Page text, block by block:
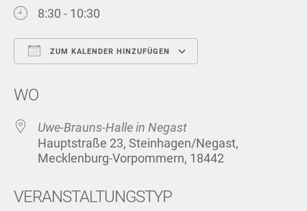
8:30 - 10:30
ZUM KALENDER HINZUFÜGEN
WO
Uwe-Brauns-Halle in Negast
Hauptstraße 23, Steinhagen/Negast,
Mecklenburg-Vorpommern, 18442
VERANSTALTUNGSTYP